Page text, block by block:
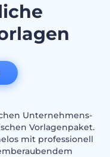
Unternehmens-
Vorlagenpaket.
mit professionell